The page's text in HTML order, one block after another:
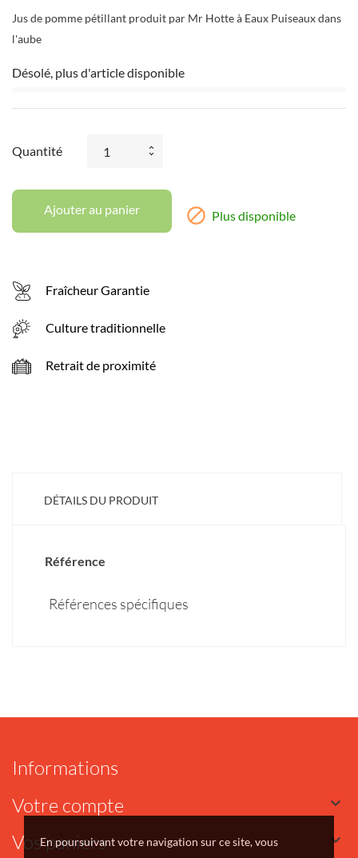
En poursuivant votre navigation sur ce site, vous
Jus de pomme pétillant produit par Mr Hotte à Eaux Puiseaux dans
l'aube
Désolé, plus d'article disponible
Quantité
Ajouter au panier  Plus disponible
Fraîcheur Garantie
Culture traditionnelle
Retrait de proximité
DÉTAILS DU PRODUIT
Référence
Références spécifiques
Informations
Votre compte

Vos paniers 